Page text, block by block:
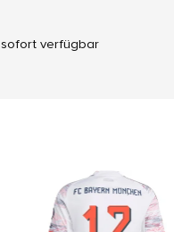
sofort verfügbar